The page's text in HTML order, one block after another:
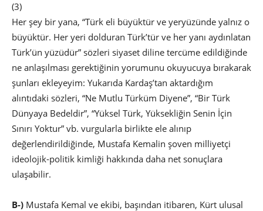
(3)
Her şey bir yana, “Türk eli büyüktür ve yeryüzünde yalnız o
büyüktür. Her yeri dolduran Türk’tür ve her yanı aydınlatan
Türk’ün yüzüdür” sözleri siyaset diline tercüme edildiğinde
ne anlaşılması gerektiğinin yorumunu okuyucuya bırakarak
şunları ekleyeyim: Yukarıda Kardaş’tan aktardığım
alıntıdaki sözleri, “Ne Mutlu Türküm Diyene”, “Bir Türk
Dünyaya Bedeldir”, “Yüksel Türk, Yüksekliğin Senin İçin
Sınırı Yoktur” vb. vurgularla birlikte ele alınıp
değerlendirildiğinde, Mustafa Kemalin şoven milliyetçi
ideolojik-politik kimliği hakkında daha net sonuçlara
ulaşabilir.
B-) Mustafa Kemal ve ekibi, başından itibaren, Kürt ulusal